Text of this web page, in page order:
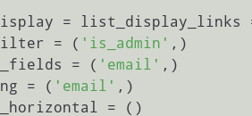
= list_display_links
= (
'is_admin' ,)
= (
'email' ,)
= (
'email' ,)